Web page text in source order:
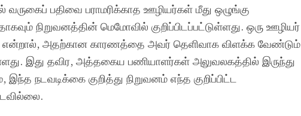
பதிவை பராமரிக்காத ஊழியர்கள் மீது ஒழுங்கு
நிறுவனத்தின் மெமோவில் குறிப்பிடப்பட்டுள்ளது. ஒரு ஊழியர்
என்றால், அதற்கான காரணத்தை அவர் தெளிவாக விளக்க வேண்டும்
இது தவிர, அத்தகைய பணியாளர்கள் அலுவலகத்தில் இருந்து
நடவடிக்கை குறித்து நிறுவனம் எந்த குறிப்பிட்ட